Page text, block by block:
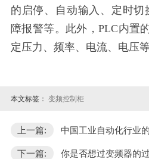
的启停、自动输入、定时
障报警等。此外，PLC内置
定压力、频率、电流、电压
本文标签： 变频控制柜
上一篇: 中国工业自动化行业
下一篇:
你是否想过变频器的